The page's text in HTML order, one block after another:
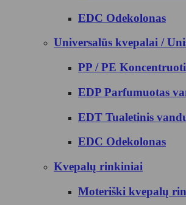
EDC Odekolonas
Universalūs kvepalai /
PP / PE
EDP Parfumuotas
EDT Tualetinis
EDC Odekolonas
Kvepalų rinkiniai
Moteriški kvepalų